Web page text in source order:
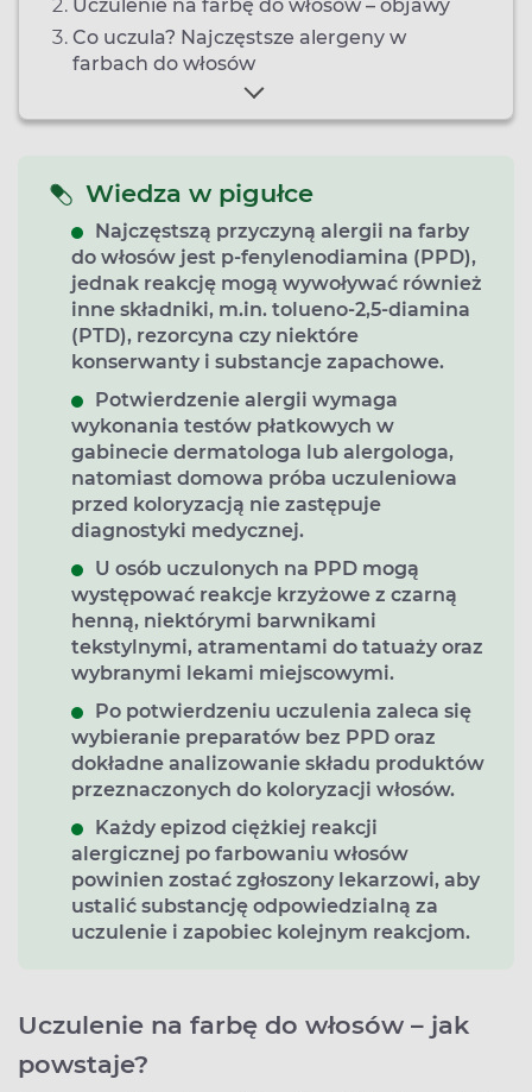
Uczulenie na farbę do włosów – objawy
Co uczula? Najczęstsze alergeny w
farbach do włosów
Wiedza w pigułce
Najczęstszą przyczyną alergii na farby
do włosów jest p-fenylenodiamina (PPD),
jednak reakcję mogą wywoływać również
inne składniki, m.in. tolueno-2,5-diamina
(PTD), rezorcyna czy niektóre
konserwanty i substancje zapachowe.
Potwierdzenie alergii wymaga
wykonania testów płatkowych w
gabinecie dermatologa lub alergologa,
natomiast domowa próba uczuleniowa
przed koloryzacją nie zastępuje
diagnostyki medycznej.
U osób uczulonych na PPD mogą
występować reakcje krzyżowe z czarną
henną, niektórymi barwnikami
tekstylnymi, atramentami do tatuaży oraz
wybranymi lekami miejscowymi.
Po potwierdzeniu uczulenia zaleca się
wybieranie preparatów bez PPD oraz
dokładne analizowanie składu produktów
przeznaczonych do koloryzacji włosów.
Każdy epizod ciężkiej reakcji
alergicznej po farbowaniu włosów
powinien zostać zgłoszony lekarzowi, aby
ustalić substancję odpowiedzialną za
uczulenie i zapobiec kolejnym reakcjom.
Uczulenie na farbę do włosów – jak
powstaje?